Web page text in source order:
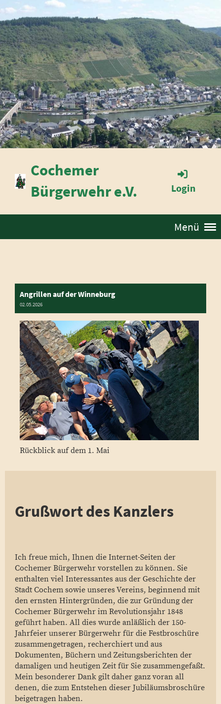
Cochemer
Bürgerwehr e.V.
Login
Menü
Angrillen auf der Winneburg
02.05.2026
Rückblick auf dem 1. Mai
Grußwort des Kanzlers
Ich freue mich, Ihnen die Internet-Seiten der
Cochemer Bürgerwehr vorstellen zu können. Sie
enthalten viel Interessantes aus der Geschichte der
Stadt Cochem sowie unseres Vereins, beginnend mit
den ernsten Hintergründen, die zur Gründung der
Cochemer Bürgerwehr im Revolutionsjahr 1848
geführt haben. All dies wurde anläßlich der 150-
Jahrfeier unserer Bürgerwehr für die Festbroschüre
zusammengetragen, recherchiert und aus
Dokumenten, Büchern und Zeitungsberichten der
damaligen und heutigen Zeit für Sie zusammengefaßt.
Mein besonderer Dank gilt daher ganz voran all
denen, die zum Entstehen dieser Jubiläumsbroschüre
beigetragen haben.